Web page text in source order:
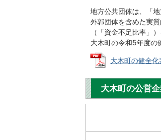
地方公共団体は、「
外郭団体を含めた実
（「資金不足比率」
大木町の令和5年度の
大木町の健全
大木町の公営